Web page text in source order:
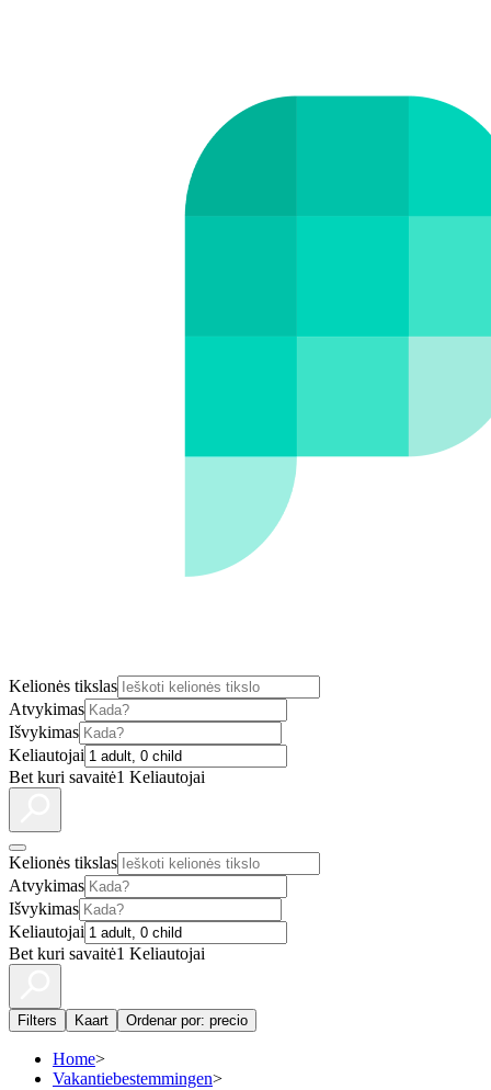
Kelionės tikslas
Atvykimas
Išvykimas
Keliautojai
Bet kuri savaitė1 Keliautojai
Kelionės tikslas
Atvykimas
Išvykimas
Keliautojai
Bet kuri savaitė1 Keliautojai
Filters Kaart Ordenar por: precio
Home>
Vakantiebestemmingen>